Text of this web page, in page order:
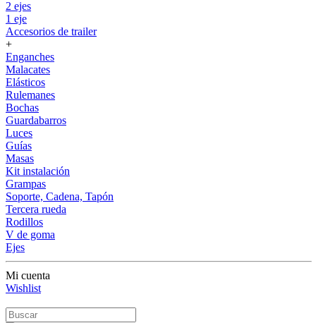
2 ejes
1 eje
Accesorios de trailer
+
Enganches
Malacates
Elásticos
Rulemanes
Bochas
Guardabarros
Luces
Guías
Masas
Kit instalación
Grampas
Soporte, Cadena, Tapón
Tercera rueda
Rodillos
V de goma
Ejes
Mi cuenta
Wishlist